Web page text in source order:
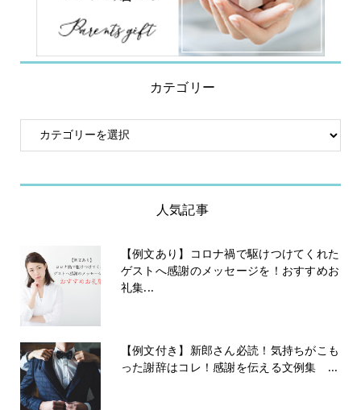
カテゴリー
人気記事
【例文あり】コロナ禍で駆けつけてくれた
ゲストへ感謝のメッセージを！おすすめお
礼集...
【例文付き】新郎さん必読！気持ちがこも
った謝辞はコレ！感謝を伝える文例集 ...